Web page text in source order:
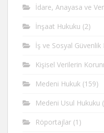
İdare, Anayasa ve
İnşaat Hukuku (2)
İş ve Sosyal Güvenlik
Kişisel Verilerin
Medeni Hukuk (159)
Medeni Usul Hukuku
Röportajlar (1)